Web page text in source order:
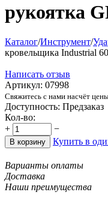
рукоятка
Каталог/Инструмент/
кровельщика Industrial
Написать отзыв
Артикул: 07998
Свяжитесь с нами насчёт
Доступность: Предзаказ
Кол-во:
+
−
В корзину Купить в
Варианты оплаты
Доставка
Наши преимущества